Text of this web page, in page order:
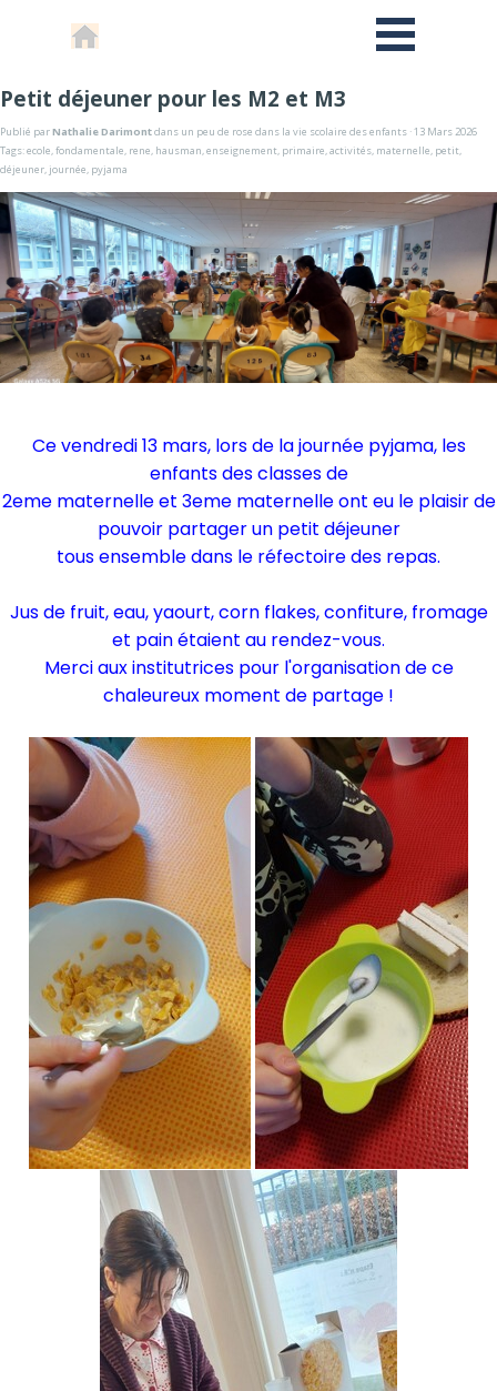
Petit déjeuner pour les M2 et M3
Publié parNathalie Darimontdans un peu de rose dans la vie scolaire des enfants · 13 Mars 2026
Tags:ecole,fondamentale, rene, hausman,enseignement, primaire,activités, maternelle, petit,
déjeuner, journée, pyjama
Ce vendredi 13 mars, lors de la journée pyjama, les
enfants des classes de
2eme maternelle et 3eme maternelle ont eu le plaisir de
pouvoir partager un petit déjeuner
tous ensemble dans le réfectoire des repas.
Jus de fruit, eau, yaourt, corn flakes, confiture, fromage
et pain étaient au rendez-vous.
Merci aux institutrices pour l'organisation de ce
chaleureux moment de partage !